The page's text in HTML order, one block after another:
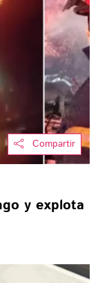
Compartir
y explota